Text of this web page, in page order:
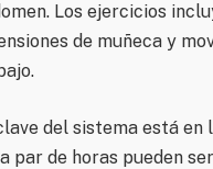
Los ejercicios
de muñeca y
del sistema está en
par de horas pueden